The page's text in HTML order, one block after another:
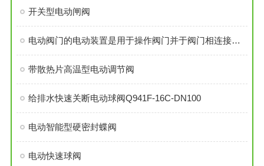
开关型电动闸阀
电动阀门的电动装置是用于操作阀门并于阀门相连接的装置之一。
带散热片高温型电动调节阀
给排水快速关断电动球阀Q941F-16C-DN100
电动智能型硬密封蝶阀
电动快速球阀